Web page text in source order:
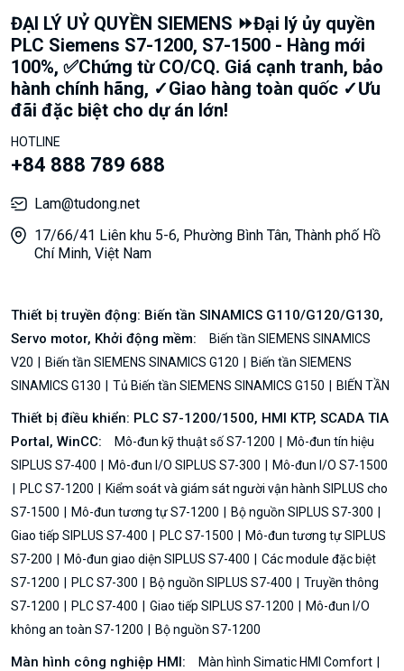
ĐẠI LÝ UỶ QUYỀN SIEMENS ⏩Đại lý ủy quyền
PLC Siemens S7-1200, S7-1500 - Hàng mới
100%, ✅Chứng từ CO/CQ. Giá cạnh tranh, bảo
hành chính hãng, ✓Giao hàng toàn quốc ✓Ưu
đãi đặc biệt cho dự án lớn!
HOTLINE
+84 888 789 688
Lam@tudong.net
17/66/41 Liên khu 5-6, Phường Bình Tân, Thành phố Hồ
Chí Minh, Việt Nam
Thiết bị truyền động: Biến tần SINAMICS G110/G120/G130,
Servo motor, Khởi động mềm:
Biến tần SIEMENS SINAMICS
V20
Biến tần SIEMENS SINAMICS G120
Biến tần SIEMENS
SINAMICS G130
Tủ Biến tần SIEMENS SINAMICS G150 BIẾN TẦN
Thiết bị điều khiển: PLC S7-1200/1500, HMI KTP, SCADA TIA
Portal, WinCC:
Mô-đun kỹ thuật số S7-1200
Mô-đun tín hiệu
SIPLUS S7-400
Mô-đun I/O SIPLUS S7-300
Mô-đun I/O S7-1500
PLC S7-1200
Kiểm soát và giám sát người vận hành SIPLUS cho
S7-1500
Mô-đun tương tự S7-1200
Bộ nguồn SIPLUS S7-300
Giao tiếp SIPLUS S7-400
PLC S7-1500
Mô-đun tương tự SIPLUS
S7-200
Mô-đun giao diện SIPLUS S7-400
Các module đặc biệt
S7-1200
PLC S7-300 Bộ nguồn SIPLUS S7-400
Truyền thông
S7-1200
PLC S7-400 Giao tiếp SIPLUS S7-1200
Mô-đun I/O
không an toàn S7-1200
Bộ nguồn S7-1200
Màn hình công nghiệp HMI:
Màn hình Simatic HMI Comfort